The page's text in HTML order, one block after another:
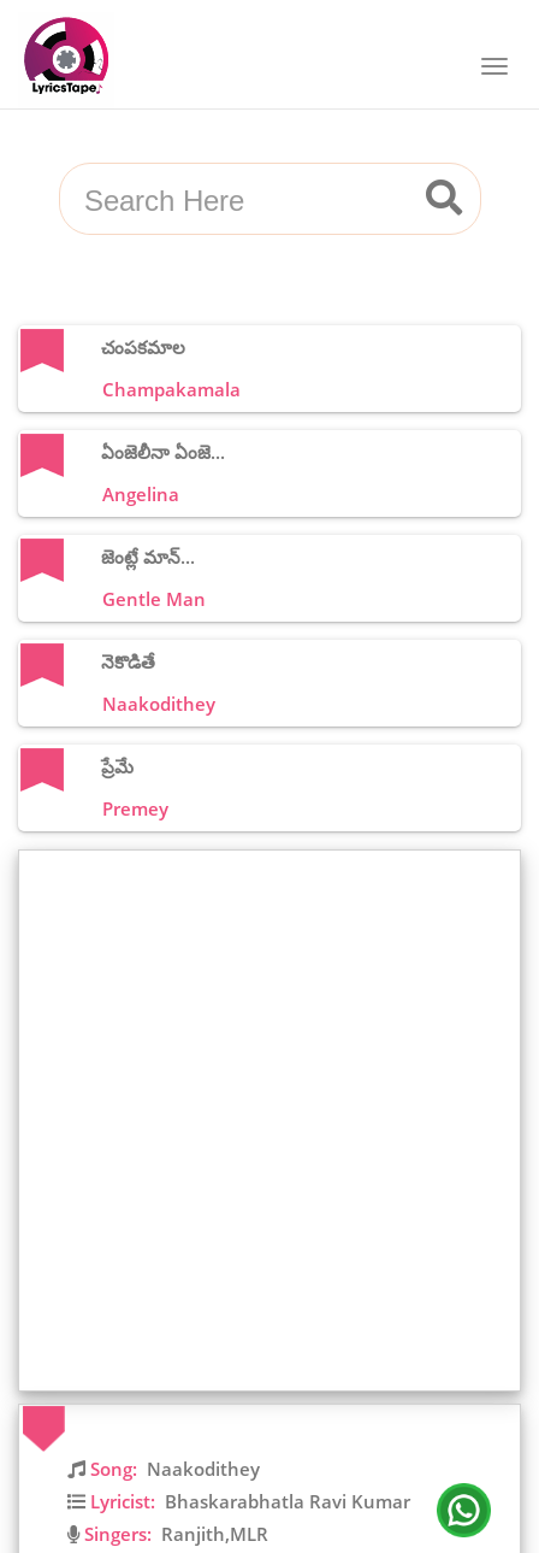
చంపకమాల
Champakamala
ఏంజెలీనా ఏంజె...
Angelina
జెంట్లే మాన్...
Gentle Man
నెకొడితే
Naakodithey
ప్రేమే
Premey
Song: Naakodithey
Lyricist: Bhaskarabhatla Ravi Kumar
Singers: Ranjith,MLR